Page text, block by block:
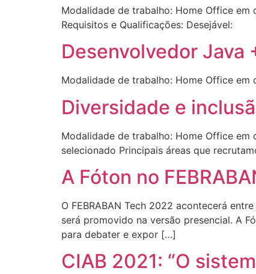
Modalidade de trabalho: Home Office em
Requisitos e Qualificações: Desejável:
Desenvolvedor Java
Modalidade de trabalho: Home Office em
Diversidade e
Modalidade de trabalho: Home Office
selecionado Principais áreas que
A Fóton no
O FEBRABAN Tech 2022 acontecerá
será promovido na versão presencial. A
para debater e expor […]
CIAB 2021: “O